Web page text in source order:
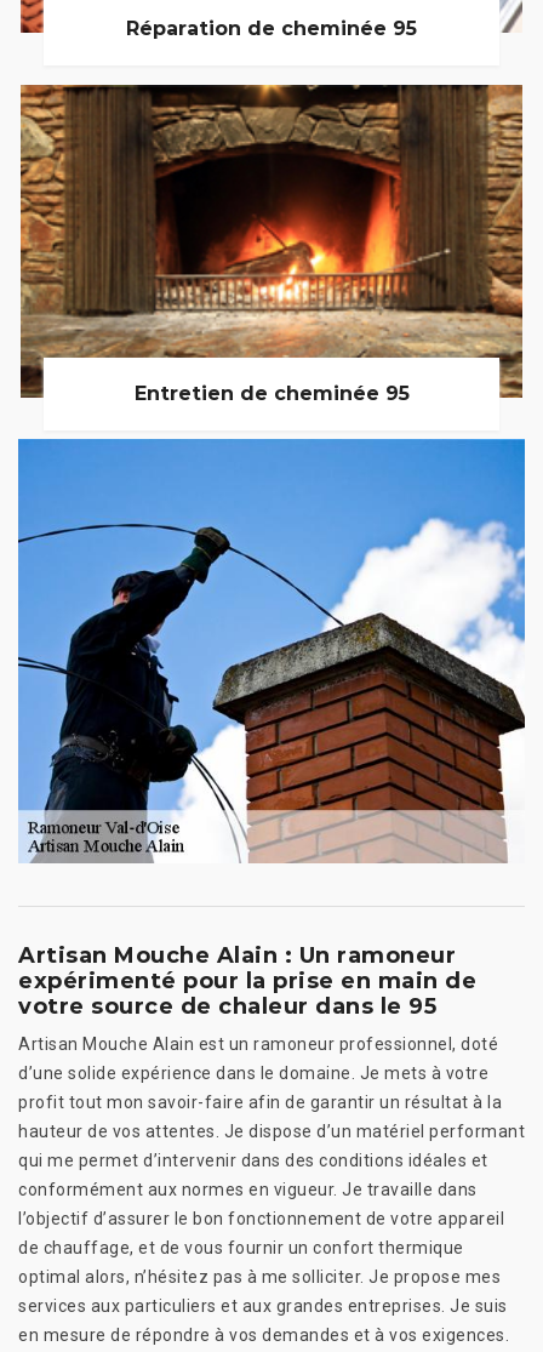
Réparation de cheminée 95
Entretien de cheminée 95
Artisan Mouche Alain : Un ramoneur
expérimenté pour la prise en main de
votre source de chaleur dans le 95
Artisan Mouche Alain est un ramoneur professionnel, doté
d’une solide expérience dans le domaine. Je mets à votre
profit tout mon savoir-faire afin de garantir un résultat à la
hauteur de vos attentes. Je dispose d’un matériel performant
qui me permet d’intervenir dans des conditions idéales et
conformément aux normes en vigueur. Je travaille dans
l’objectif d’assurer le bon fonctionnement de votre appareil
de chauffage, et de vous fournir un confort thermique
optimal alors, n’hésitez pas à me solliciter. Je propose mes
services aux particuliers et aux grandes entreprises. Je suis
en mesure de répondre à vos demandes et à vos exigences.